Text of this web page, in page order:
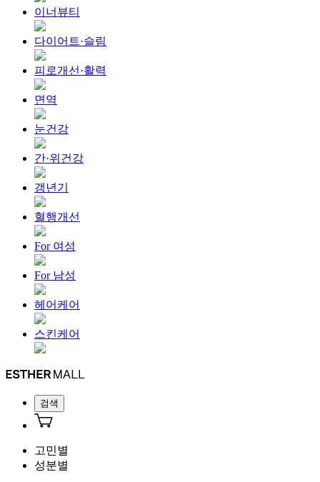
이너뷰티
다이어트·슬림
피로개선·활력
면역
눈건강
간·위건강
갱년기
혈행개선
For 여성
For 남성
헤어케어
스킨케어
검색
고민별
성분별